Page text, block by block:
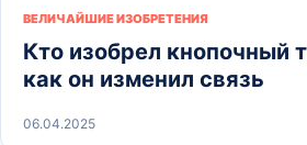
ВЕЛИЧАЙШИЕ ИЗОБРЕТЕНИЯ
Кто изобрел кнопочный
как он изменил связь
06.04.2025